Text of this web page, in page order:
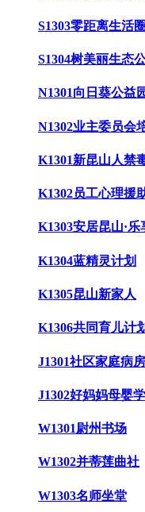
S1303零距离生活圈
S1304树美丽生态
N1301向日葵公益
N1302业主委员会
K1301新昆山人禁
K1302员工心理援
K1303安居昆山·乐
K1304蓝精灵计划
K1305昆山新家人
K1306共同育儿计
J1301社区家庭病房
J1302好妈妈母婴
W1301尉州书场
W1302并蒂莲曲社
W1303名师坐堂